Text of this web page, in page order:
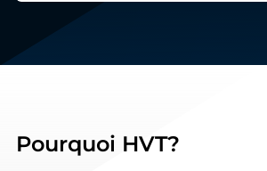
Pourquoi HVT?